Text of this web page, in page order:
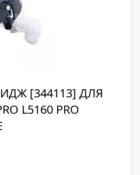
[344113] ДЛЯ
L5160 PRO